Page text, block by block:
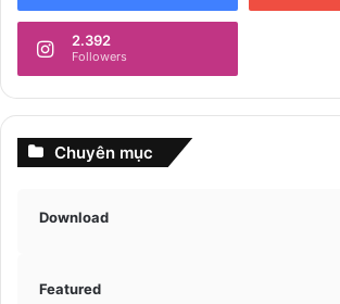
2.392
Followers
Chuyên mục
Download
Featured